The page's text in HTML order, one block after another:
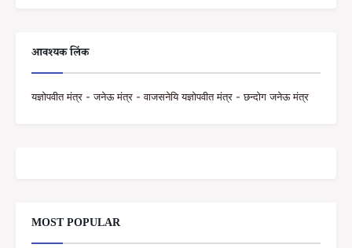
आवश्यक लिंक
यज्ञोपवीत मंत्र - जनेऊ मंत्र - वाजसनेयि यज्ञोपवीत मंत्र - छन्दोग जनेऊ मंत्र
MOST POPULAR